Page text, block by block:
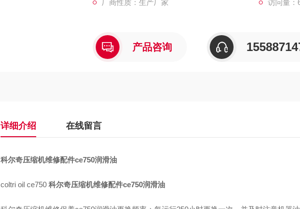
厂商性质：生产厂家 访问量：
产品咨询
详细介绍 在线留言
科尔奇压缩机维修配件ce750润滑油
coltri oil ce750 科尔奇压缩机维修配件ce750润滑油